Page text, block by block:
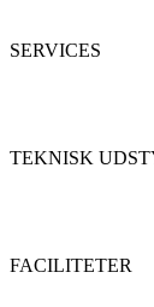
SERVICES
TEKNISK
FACILITETER